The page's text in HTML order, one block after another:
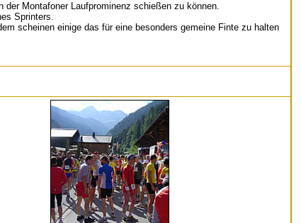
Montafoner Laufprominenz schießen zu können.
Sprinters.
scheinen einige das für eine besonders gemeine Finte zu halten